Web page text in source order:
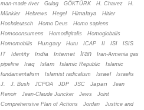
man-made river
Gulag GÖKTÜRK H. Chavez
H.
Münkler
Hebrews Hegel Himalaya
Hitler
Hochdeutsch
Homo Deus
Homo sapiens
Homoconsumens
Homodigitalis
Homoglobalis
Homomobilis
Hungary Hutu ICAP II ISI
ISIS
IT
Identity India Internet Iran
Iran-Armenia gas
pipeline
Iraq Islam Islamic Republic
Islamic
fundamentalism
Islamist radicalism Israel
Israelis
J.
J. Bush JCPOA JDP JSC Japan
Jean
Renoir
Jean-Claude Juncker Jews
Joint
Comprehensive Plan of Actions
Jordan
Justice and